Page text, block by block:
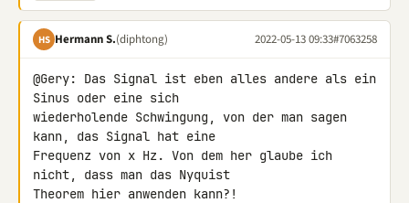
HS Hermann S.(diphtong) 2022-05-13 09:33#7063258
@Gery: Das Signal ist eben alles andere als ein
Sinus oder eine sich
wiederholende Schwingung, von der man sagen
kann, das Signal hat eine
Frequenz von x Hz. Von dem her glaube ich
nicht, dass man das Nyquist
Theorem hier anwenden kann?!